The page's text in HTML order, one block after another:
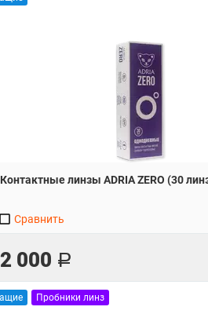
Контактные линзы ADRIA ZERO (30
2 000 Р
Сравнить
Пробники линз